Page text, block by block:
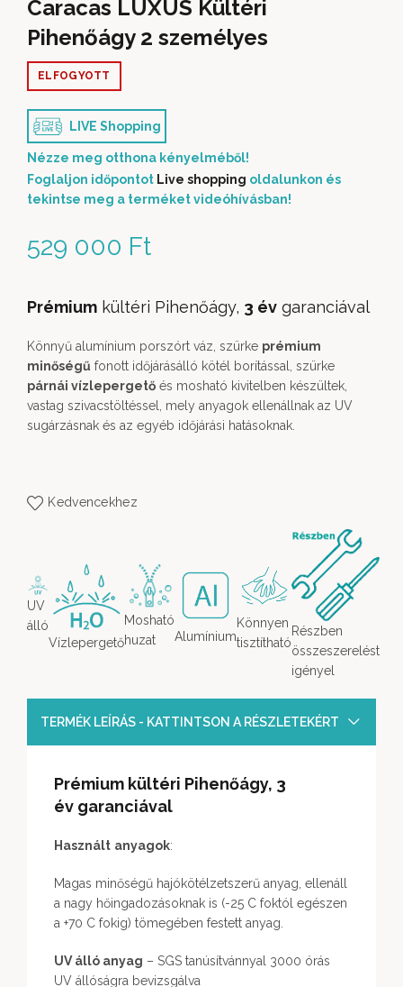
Caracas LUXUS Kültéri
Pihenőágy 2 személyes
529 000 Ft
ELFOGYOTT
LIVE Shopping
Nézze meg otthona kényelméből!
Foglaljon időpontot Live shopping oldalunkon és
tekintse meg a terméket videóhívásban!
Prémium kültéri Pihenőágy, 3 év garanciával
Könnyű alumínium porszórt váz, szürke prémium
minőségű fonott időjárásálló kötél borítással, szürke
párnái vízlepergető és mosható kivitelben készültek,
vastag szivacstöltéssel, mely anyagok ellenállnak az UV
sugárzásnak és az egyéb időjárási hatásoknak.
Kedvencekhez
UV
álló
Vízlepergető
Mosható
huzat
Alumínium
Könnyen
tisztítható
Részben
összeszerelést
igényel
TERMÉK LEÍRÁS - KATTINTSON A RÉSZLETEKÉRT
Prémium kültéri Pihenőágy, 3
év garanciával
Használt anyagok:
Magas minőségű hajókötélzetszerű anyag, ellenáll
a nagy hőingadozásoknak is (-25 C foktól egészen
a +70 C fokig) tömegében festett anyag.
UV álló anyag – SGS tanúsítvánnyal 3000 órás
UV állóságra bevizsgálva